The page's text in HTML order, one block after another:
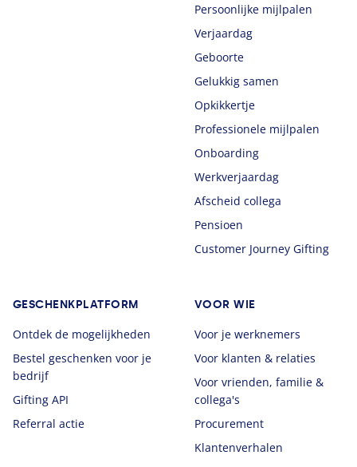
Persoonlijke mijlpalen
Verjaardag
Geboorte
Gelukkig samen
Opkikkertje
Professionele mijlpalen
Onboarding
Werkverjaardag
Afscheid collega
Pensioen
Customer Journey Gifting
GESCHENKPLATFORM
Ontdek de mogelijkheden
Bestel geschenken voor je
bedrijf
Gifting API
Referral actie
VOOR WIE
Voor je werknemers
Voor klanten & relaties
Voor vrienden, familie &
collega's
Procurement
Klantenverhalen